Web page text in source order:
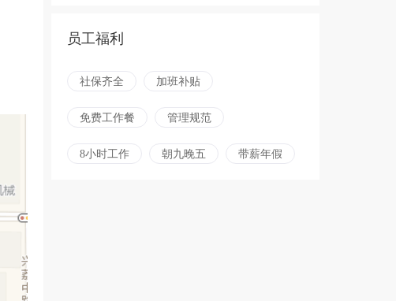
员工福利
社保齐全 加班补贴
免费工作餐 管理规范
8小时工作 朝九晚五 带薪年假